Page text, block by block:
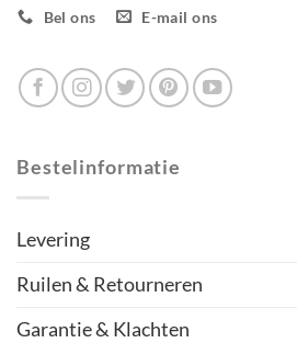
Bel ons E-mail ons
Bestelinformatie
Levering
Ruilen & Retourneren
Garantie & Klachten